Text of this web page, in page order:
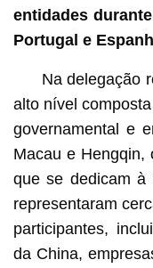
entidades
Portugal e
Na delegação
alto nível
governamental e
Macau e Hengqin,
que se dedicam à
representaram
participantes,
da China,